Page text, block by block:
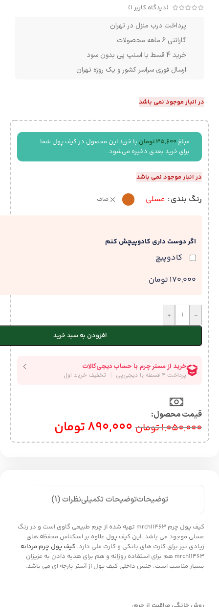
(دیدگاه کاربر 1
)
پرداخت درب منزل در تهران
گارانتی 6 ماهه محصولات
خرید 4 قسط با اسنپ پی بدون سود
ارسال فوری سراسر کشور و یک روزه تهران
در انبار موجود نمی باشد
مبلغ 35,600 تومان با خرید این محصول در کیف پول شما
برای خرید بعدی ذخیره می‌شود.
در انبار موجود نمی باشد
رنگ بندی عسلی صاف
اگر دوست داری کادوپیچش کنم
کادوپیچ
170,000 تومان
-
+
افزودن به سبد خرید
قیمت محصول:​
1,050,000تومان 890,000تومان
توضیحاتتوضیحات تکمیلینظرات (1)
کیف پول چرم mrch11463 تهیه شده از چرم طبیعی گاوی است و در رنگ
عسلی موجود می باشد. این کیف پول علاوه بر اسکناس محفظه های
زیادی نیز برای کارت های بانکی و کارت ملی دارد. کیف پول چرم مردانه
mrch11463 هم برای استفاده روزانه و هم برای هدیه دادن به عزیزان
بسیار مناسب است. جنس داخلی کیف پول از آستر پارچه ای می باشد.